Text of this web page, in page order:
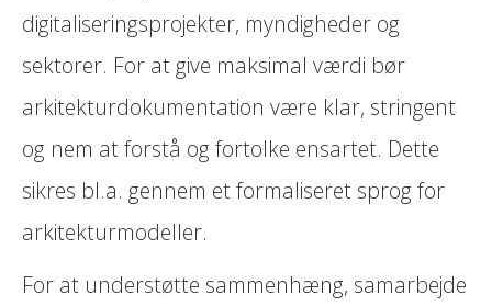
digitaliseringsprojekter, myndigheder og
sektorer. For at give maksimal værdi bør
arkitekturdokumentation være klar, stringent
og nem at forstå og fortolke ensartet. Dette
sikres bl.a. gennem et formaliseret sprog for
arkitekturmodeller.
For at understøtte sammenhæng, samarbejde